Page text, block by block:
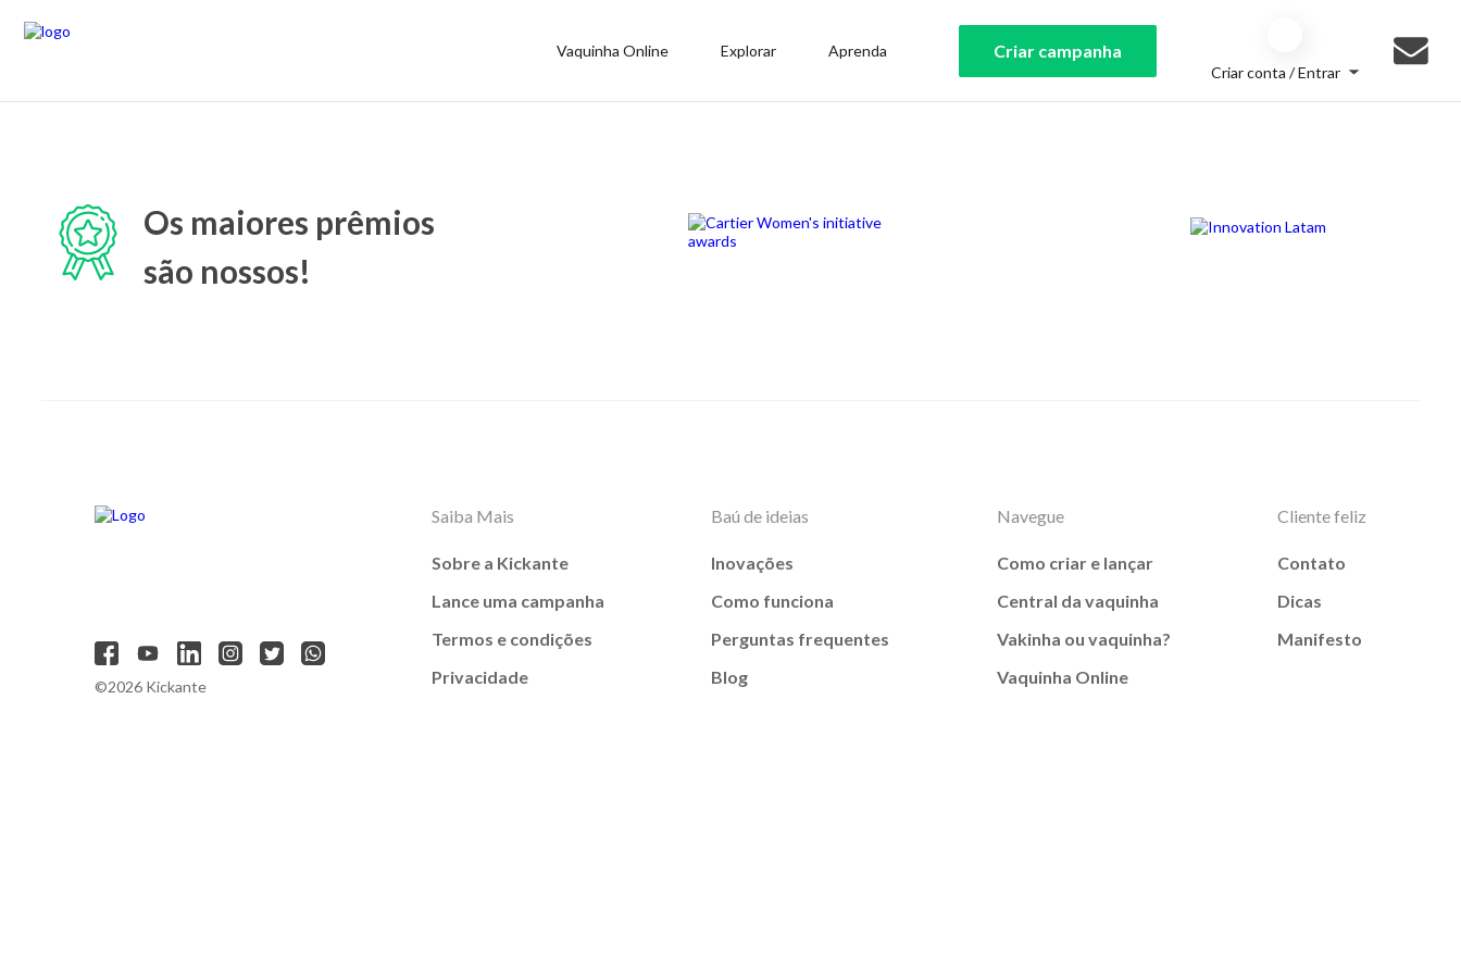
Vaquinha Online Explorar Aprenda Criar campanha
Criar conta / Entrar
Os maiores prêmios
são nossos!
©2026 Kickante
Saiba Mais
Sobre a Kickante
Lance uma campanha
Termos e condições
Privacidade
Baú de ideias
Inovações
Como funciona
Perguntas frequentes
Blog
Navegue
Como criar e lançar
Central da vaquinha
Vakinha ou vaquinha?
Vaquinha Online
Cliente feliz
Contato
Dicas
Manifesto